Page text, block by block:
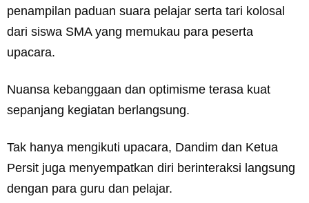
penampilan paduan suara pelajar serta tari kolosal
dari siswa SMA yang memukau para peserta
upacara.
Nuansa kebanggaan dan optimisme terasa kuat
sepanjang kegiatan berlangsung.
Tak hanya mengikuti upacara, Dandim dan Ketua
Persit juga menyempatkan diri berinteraksi langsung
dengan para guru dan pelajar.